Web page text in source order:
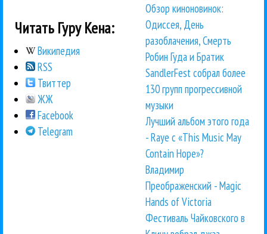
Читать Гуру Кена:
Википедия
RSS
Твиттер
ЖЖ
Facebook
Telegram
Обзор киноновинок:
Одиссея, День
разоблачения, Смерть
Робин Гуда и Братик
SandlerFest собрал более
130 групп прогрессивной
музыки
Лучший альбом этого года
- Raye с «This Music May
Contain Hope»?
Владимир
Преображенский - Magic
Hands of Victoria
Фестиваль Чайковского в